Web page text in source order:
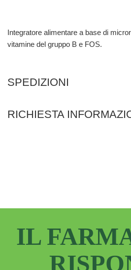
Integratore alimentare a base di
vitamine del gruppo B e FOS.
SPEDIZIONI
RICHIESTA
IL